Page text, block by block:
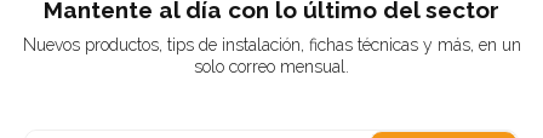
Mantente al día con lo último del sector
Nuevos productos, tips de instalación, fichas técnicas y más, en un
solo correo mensual.